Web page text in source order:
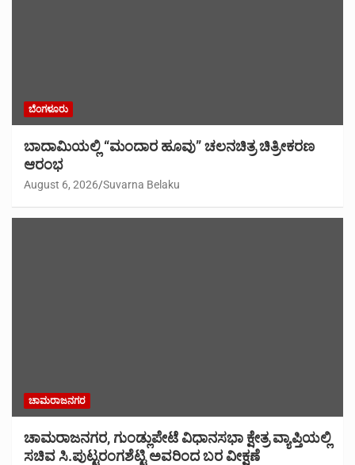
ಬೆಂಗಳೂರು
ಬಾದಾಮಿಯಲ್ಲಿ “ಮಂದಾರ ಹೂವು” ಚಲನಚಿತ್ರ ಚಿತ್ರೀಕರಣ
ಆರಂಭ
August 6, 2026 Suvarna Belaku
ಚಾಮರಾಜನಗರ
ಚಾಮರಾಜನಗರ, ಗುಂಡ್ಲುಪೇಟೆ ವಿಧಾನಸಭಾ ಕ್ಷೇತ್ರ ವ್ಯಾಪ್ತಿಯಲ್ಲಿ
ಸಚಿವ ಸಿ.ಪುಟ್ಟರಂಗಶೆಟ್ಟಿ ಅವರಿಂದ ಬರ ವೀಕ್ಷಣೆ